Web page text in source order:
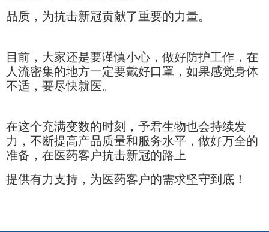
品质，为抗击新冠贡献了重要的力量。
目前，大家还是要谨慎小心，做好防护工作，在
人流密集的地方一定要戴好口罩，如果感觉身体
不适，要尽快就医。
在这个充满变数的时刻，予君生物也会持续发
力，不断提高产品质量和服务水平，做好万全的
准备，在医药客户抗击新冠的路上
提供有力支持，为医药客户的需求坚守到底！